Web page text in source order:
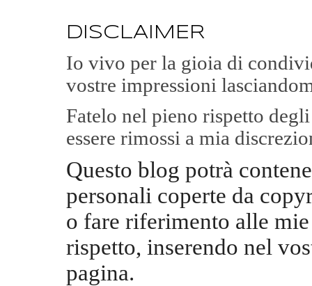
DISCLAIMER
Io vivo per la gioia di
vostre impressioni
Fatelo nel pieno rispetto
essere rimossi a mia
Questo blog potrà
personali coperte da
o fare riferimento alle
rispetto, inserendo nel
pagina.